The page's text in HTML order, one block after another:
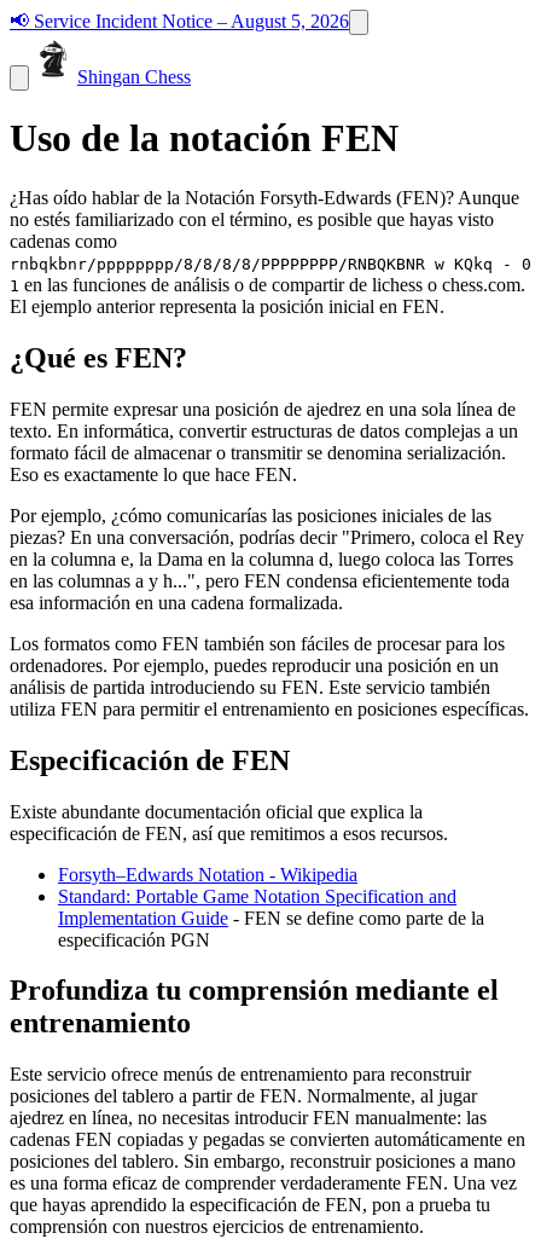
📢 Service Incident Notice – August 5, 2026
Shingan Chess
Uso de la notación FEN
¿Has oído hablar de la Notación Forsyth-Edwards (FEN)? Aunque
no estés familiarizado con el término, es posible que hayas visto
cadenas como
rnbqkbnr/pppppppp/8/8/8/8/PPPPPPPP/RNBQKBNR w KQkq - 0
1 en las funciones de análisis o de compartir de lichess o chess.com.
El ejemplo anterior representa la posición inicial en FEN.
¿Qué es FEN?
FEN permite expresar una posición de ajedrez en una sola línea de
texto. En informática, convertir estructuras de datos complejas a un
formato fácil de almacenar o transmitir se denomina serialización.
Eso es exactamente lo que hace FEN.
Por ejemplo, ¿cómo comunicarías las posiciones iniciales de las
piezas? En una conversación, podrías decir "Primero, coloca el Rey
en la columna e, la Dama en la columna d, luego coloca las Torres
en las columnas a y h...", pero FEN condensa eficientemente toda
esa información en una cadena formalizada.
Los formatos como FEN también son fáciles de procesar para los
ordenadores. Por ejemplo, puedes reproducir una posición en un
análisis de partida introduciendo su FEN. Este servicio también
utiliza FEN para permitir el entrenamiento en posiciones específicas.
Especificación de FEN
Existe abundante documentación oficial que explica la
especificación de FEN, así que remitimos a esos recursos.
Forsyth–Edwards Notation - Wikipedia
Standard: Portable Game Notation Specification and
Implementation Guide - FEN se define como parte de la
especificación PGN
Profundiza tu comprensión mediante el
entrenamiento
Este servicio ofrece menús de entrenamiento para reconstruir
posiciones del tablero a partir de FEN. Normalmente, al jugar
ajedrez en línea, no necesitas introducir FEN manualmente: las
cadenas FEN copiadas y pegadas se convierten automáticamente en
posiciones del tablero. Sin embargo, reconstruir posiciones a mano
es una forma eficaz de comprender verdaderamente FEN. Una vez
que hayas aprendido la especificación de FEN, pon a prueba tu
comprensión con nuestros ejercicios de entrenamiento.